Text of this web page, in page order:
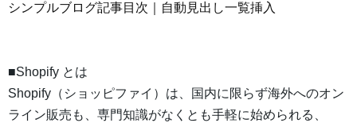
シンプルブログ記事目次｜自動見出し一覧挿入
■Shopify とは
Shopify（ショッピファイ）は、国内に限らず海外へのオン
ライン販売も、専門知識がなくとも手軽に始められる、